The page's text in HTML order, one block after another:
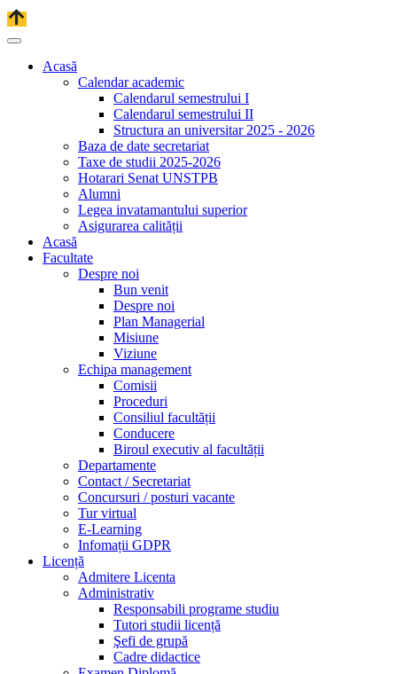
Acasă
Calendar academic
Calendarul semestrului I
Calendarul semestrului II
Structura an universitar 2025 - 2026
Baza de date secretariat
Taxe de studii 2025-2026
Hotarari Senat UNSTPB
Alumni
Legea invatamantului superior
Asigurarea calității
Acasă
Facultate
Despre noi
Bun venit
Despre noi
Plan Managerial
Misiune
Viziune
Echipa management
Comisii
Proceduri
Consiliul facultății
Conducere
Biroul executiv al facultății
Departamente
Contact / Secretariat
Concursuri / posturi vacante
Tur virtual
E-Learning
Infomații GDPR
Licență
Admitere Licenta
Administrativ
Responsabili programe studiu
Tutori studii licență
Şefi de grupă
Cadre didactice